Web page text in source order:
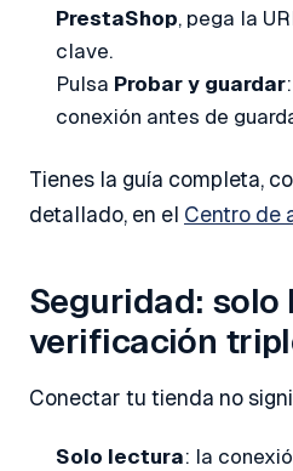
PrestaShop, pega la
clave.
Pulsa Probar y guardar
conexión antes de
Tienes la guía completa,
detallado, en el Centro de
Seguridad: solo
verificación
Conectar tu tienda no
Solo lectura: la